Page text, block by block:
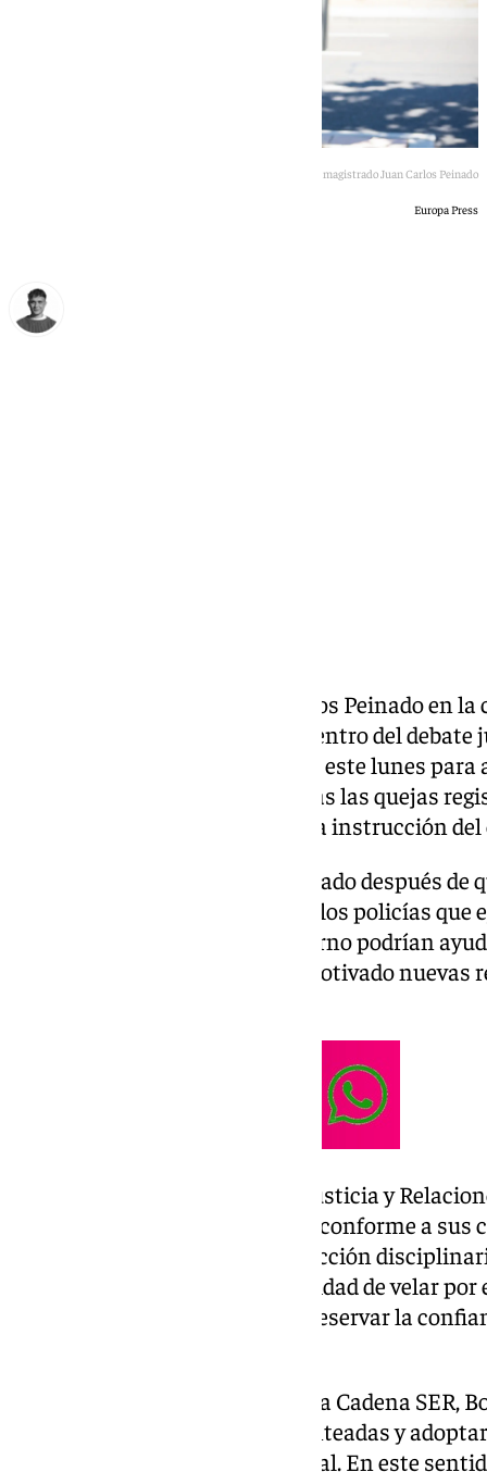
Imagen del magistrado Juan Carlos Peinado
Europa Press
La actuación del juez Juan Carlos Peinado en
Gómez vuelve a situarse en el centro del
Poder Judicial (CGPJ) se reunirá este lunes
un expediente al magistrado tras las quejas
actuaciones relacionadas con la instrucción del
La controversia se ha intensificado después
atribuida al juez de afirmar que los policías que
esposa del presidente del Gobierno podrían
que ha generado críticas y ha motivado
El ministro de la Presidencia, Justicia y
ha defendido que el CGPJ actúe conforme a
existen motivos para una corrección
organismo tiene la responsabilidad de velar
Administración de Justicia y preservar la
En una entrevista concedida a la Cadena SER,
al CGPJ analizar las quejas planteadas y
oportunas dentro del marco legal. En este